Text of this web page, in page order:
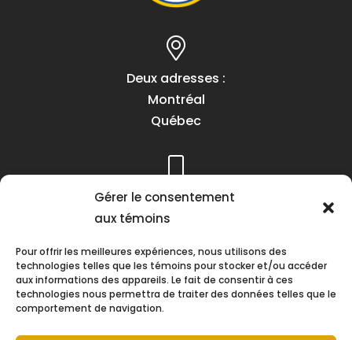
Gérer le consentement
aux témoins
Pour offrir les meilleures expériences, nous utilisons des
technologies telles que les témoins pour stocker et/ou accéder
aux informations des appareils. Le fait de consentir à ces
technologies nous permettra de traiter des données telles que le
comportement de navigation.
Deux adresses :
Montréal
Québec
Téléphone :
(418) 622-1001
Heures d’ouverture :